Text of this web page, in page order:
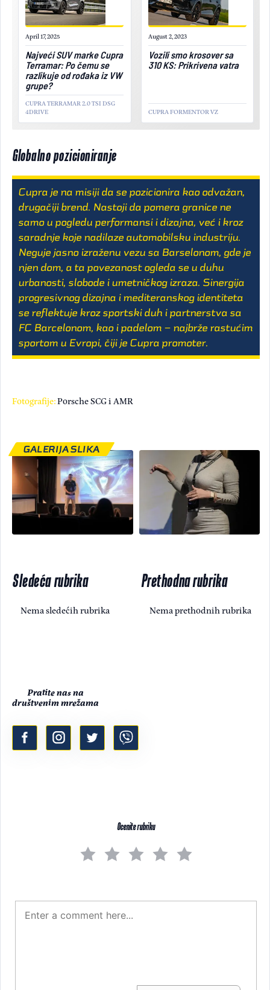
April 17, 2025
Najveći SUV marke Cupra
Terramar: Po čemu se
razlikuje od rođaka iz VW
grupe?
CUPRA TERRAMAR 2.0 TSI DSG
4DRIVE
August 2, 2023
Vozili smo krosover sa
310 KS: Prikrivena vatra
CUPRA FORMENTOR VZ
Globalno pozicioniranje
Cupra je na misiji da se pozicionira kao odvažan,
drugačiji brend. Nastoji da pomera granice ne
samo u pogledu performansi i dizajna, već i kroz
saradnje koje nadilaze automobilsku industriju.
Neguje jasno izraženu vezu sa Barselonom, gde je
njen dom, a ta povezanost ogleda se u duhu
urbanosti, slobode i umetničkog izraza. Sinergija
progresivnog dizajna i mediteranskog identiteta
se reflektuje kroz sportski duh i partnerstva sa
FC Barcelonom, kao i padelom – najbrže rastućim
sportom u Evropi, čiji je Cupra promoter.
Fotografije:Porsche SCG i AMR
GALERIJA SLIKA
Sledeća rubrika
Nema sledećih rubrika
Prethodna rubrika
Nema prethodnih rubrika
Pratite nas na
društvenim mrežama
Ocenite rubriku